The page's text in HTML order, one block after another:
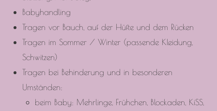
Babyhandling
Tragen vor Bauch, auf der Hüfte und dem Rücken
Tragen im Sommer / Winter (passende Kleidung,
Schwitzen)
Tragen bei Behinderung und in besonderen
Umständen:
beim Baby: Mehrlinge, Frühchen, Blockaden, KiSS,